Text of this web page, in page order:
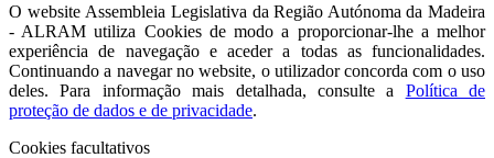
O website Assembleia Legislativa da Região Autónoma da Madeira
- ALRAM utiliza Cookies de modo a proporcionar-lhe a melhor
experiência de navegação e aceder a todas as funcionalidades.
Continuando a navegar no website, o utilizador concorda com o uso
deles. Para informação mais detalhada, consulte a
Política de
proteção de dados e de privacidade.
Cookies facultativos